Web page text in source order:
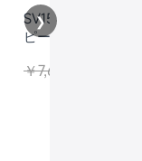
SV154 1.25インチ
ピース 見かけ視野70°
天体望遠鏡用
￥7,680
❯